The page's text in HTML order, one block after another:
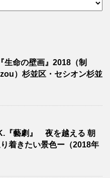
生命の壁画』2018（制
）杉並区・セシオン杉並
『藝劇』 夜を越える 朝
着きたい景色ー（2018年